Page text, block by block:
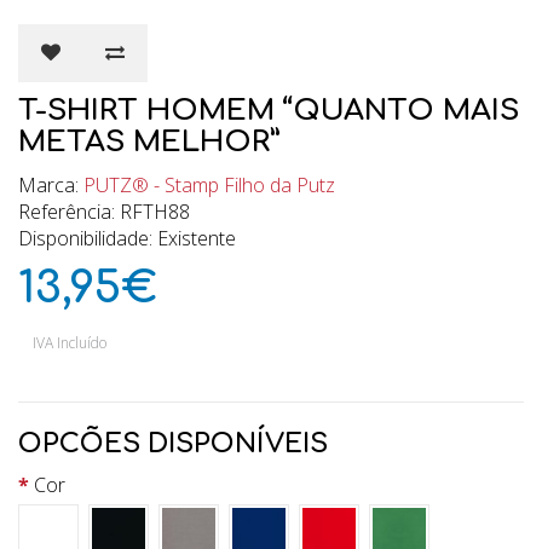
T-SHIRT HOMEM “QUANTO MAIS
METAS MELHOR”
Marca: PUTZ® - Stamp Filho da Putz
Referência: RFTH88
Disponibilidade: Existente
13,95€
IVA Incluído
OPCÕES DISPONÍVEIS
Cor